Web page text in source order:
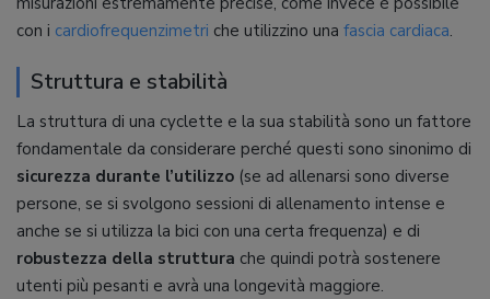
con i cardiofrequenzimetri che utilizzino una fascia cardiaca.
Struttura e stabilità
La struttura di una cyclette e la sua stabilità sono un fattore
fondamentale da considerare perché questi sono sinonimo di
sicurezza durante l’utilizzo (se ad allenarsi sono diverse
persone, se si svolgono sessioni di allenamento intense e
anche se si utilizza la bici con una certa frequenza) e di
robustezza della struttura che quindi potrà sostenere
utenti più pesanti e avrà una longevità maggiore.